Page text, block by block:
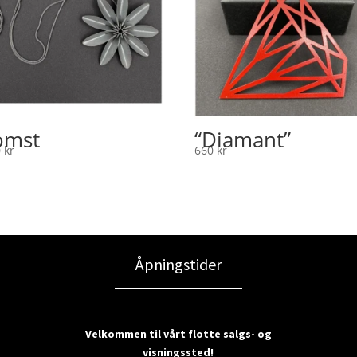
kr “Diamant”
660 kr
Åpningstider
Velkommen til vårt flotte salgs- og
visningssted!